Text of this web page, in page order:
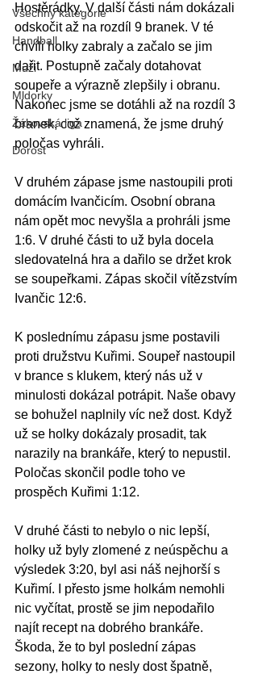
Všechny kategorie
Handball
Muži
Mldorky
Žákovská liga
Dorost
Hostěrádky. V další části nám dokázali
odskočit až na rozdíl 9 branek. V té
chvíli holky zabraly a začalo se jim
dařit. Postupně začaly dotahovat
soupeře a výrazně zlepšily i obranu.
Nakonec jsme se dotáhli až na rozdíl 3
branek, což znamená, že jsme druhý
poločas vyhráli.
V druhém zápase jsme nastoupili proti
domácím Ivančicím. Osobní obrana
nám opět moc nevyšla a prohráli jsme
1:6. V druhé části to už byla docela
sledovatelná hra a dařilo se držet krok
se soupeřkami. Zápas skočil vítězstvím
Ivančic 12:6.
K poslednímu zápasu jsme postavili
proti družstvu Kuřimi. Soupeř nastoupil
v brance s klukem, který nás už v
minulosti dokázal potrápit. Naše obavy
se bohužel naplnily víc než dost. Když
už se holky dokázaly prosadit, tak
narazily na brankáře, který to nepustil.
Poločas skončil podle toho ve
prospěch Kuřimi 1:12.
V druhé části to nebylo o nic lepší,
holky už byly zlomené z neúspěchu a
výsledek 3:20, byl asi náš nejhorší s
Kuřimí. I přesto jsme holkám nemohli
nic vyčítat, prostě se jim nepodařilo
najít recept na dobrého brankáře.
Škoda, že to byl poslední zápas
sezony, holky to nesly dost špatně,